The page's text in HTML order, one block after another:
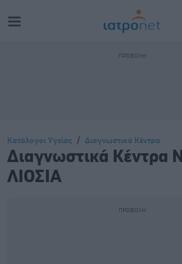
Κατάλογοι Υγείας Διαγνωστικά Κέντρα
Διαγνωστικά Κέντρα
ΛΙΟΣΙΑ